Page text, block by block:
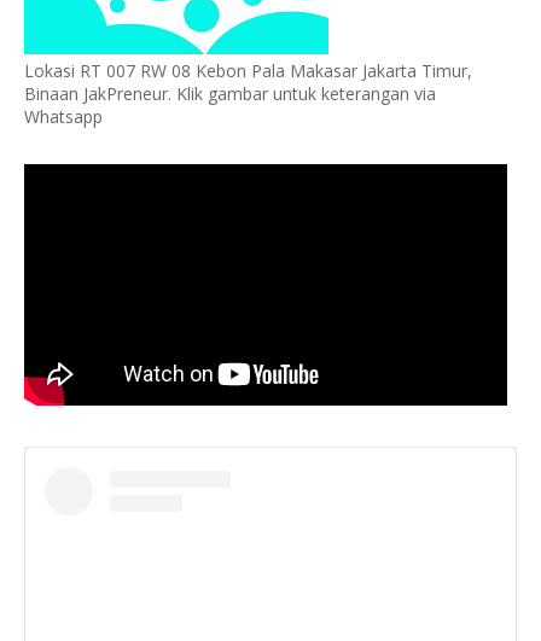
Lokasi RT 007 RW 08 Kebon Pala Makasar Jakarta Timur,
Binaan JakPreneur. Klik gambar untuk keterangan via
Whatsapp